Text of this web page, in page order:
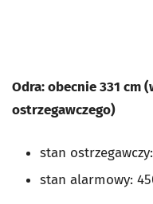
Odra: obecnie 331 cm
ostrzegawczego)
stan
stan alarmowy: